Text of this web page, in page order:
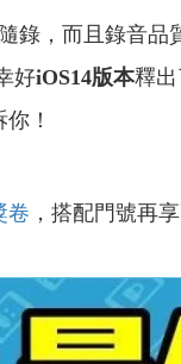
錄，而且錄音品
好iOS14版本釋
！
卷 ，搭配門號再